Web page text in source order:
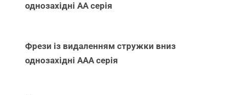
однозахідні АА серія
Фрези із видаленням стружки вниз
однозахідні ААА серія